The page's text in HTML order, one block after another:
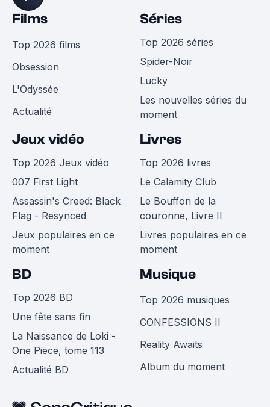
Films
Top 2026 films
Obsession
L'Odyssée
Actualité
Séries
Top 2026 séries
Spider-Noir
Lucky
Les nouvelles séries du
moment
Jeux vidéo
Top 2026 Jeux vidéo
007 First Light
Assassin's Creed: Black
Flag - Resynced
Jeux populaires en ce
moment
Livres
Top 2026 livres
Le Calamity Club
Le Bouffon de la
couronne, Livre II
Livres populaires en ce
moment
BD
Top 2026 BD
Une fête sans fin
La Naissance de Loki -
One Piece, tome 113
Actualité BD
Musique
Top 2026 musiques
CONFESSIONS II
Reality Awaits
Album du moment